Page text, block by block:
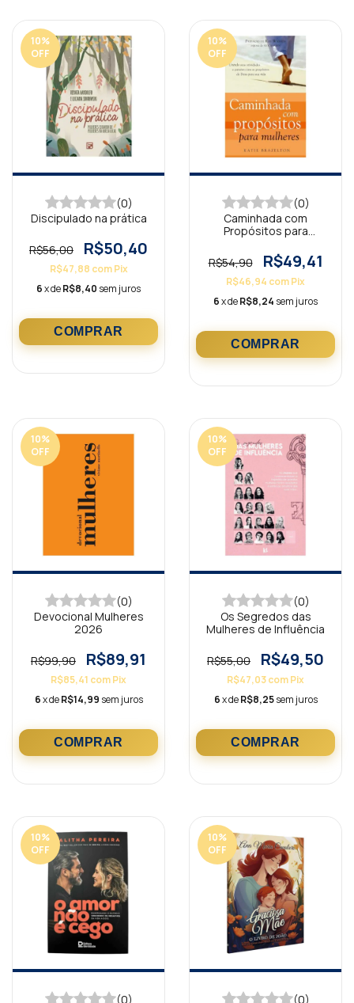
10%
OFF
(0)
Discipulado na prática
R$56,00 R$50,40
R$47,88 com Pix
6x deR$8,40 sem juros
10%
OFF
(0)
Caminhada com
Propósitos para
R$54,90
R$49,41
R$46,94 comPix
6x deR$8,24 sem juros
10%
OFF
(0)
Devocional Mulheres
2026
R$99,90 R$89,91
R$85,41 comPix
6x deR$14,99 sem juros
10%
OFF
(0)
Os Segredos das
Mulheres de Influência
R$55,00 R$49,50
R$47,03comPix
6x deR$8,25 sem juros
10%
OFF
(0)
10%
OFF
(0)